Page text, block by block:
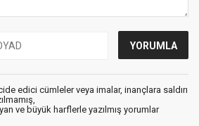
edici cümleler veya imalar, inançlara saldırı
ve büyük harflerle yazılmış yorumlar